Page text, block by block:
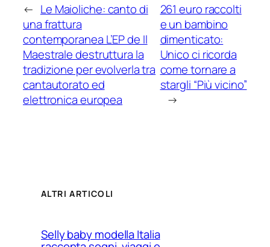
← Le Maioliche: canto di
una frattura
contemporanea L’EP de Il
Maestrale destruttura la
tradizione per evolverla tra
cantautorato ed
elettronica europea
261 euro raccolti
e un bambino
dimenticato:
Unico ci ricorda
come tornare a
stargli “Più vicino”
→
ALTRI ARTICOLI
Selly baby modella Italia